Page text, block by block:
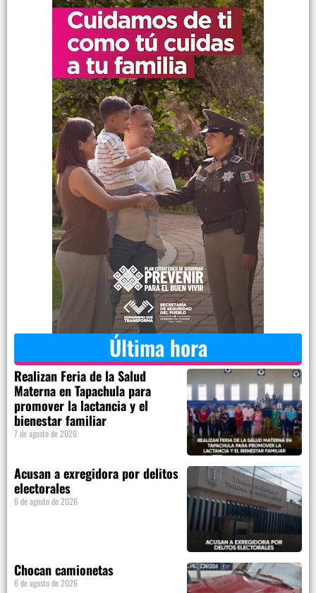
Última hora
Realizan Feria de la Salud
Materna en Tapachula para
promover la lactancia y el
bienestar familiar
7 de agosto de 2026
Acusan a exregidora por delitos
electorales
6 de agosto de 2026
Chocan camionetas
6 de agosto de 2026